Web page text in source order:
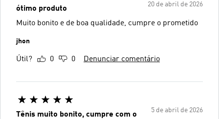
20 de abril de 2026
ótimo produto
Muito bonito e de boa qualidade, cumpre o prometido
jhon
Útil? 0 0 Denunciar comentário
5 de abril de 2026
Tênis muito bonito, cumpre com o